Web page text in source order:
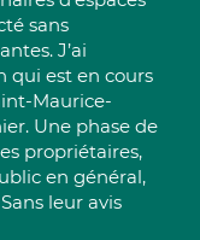
sans
J’ai
qui est en cours
Maurice-
Une phase de
propriétaires,
en général,
leur avis